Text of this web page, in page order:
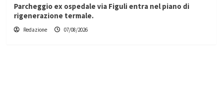
Parcheggio ex ospedale via Figuli entra nel piano di
rigenerazione termale.
Redazione 07/08/2026